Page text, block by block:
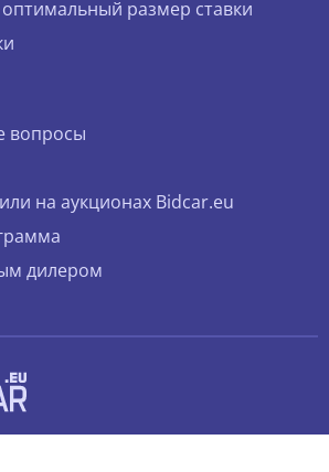
оптимальный размер ставки
вопросы
на аукционах Bidcar.eu
дилером